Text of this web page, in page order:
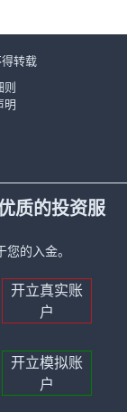
转载
则
明
质的投资服
的入金。
开立真实账
户
开立模拟账
户